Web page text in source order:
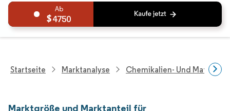
4750
Startseite Marktanalyse Chemikalien- Und
Marktgröße und Marktanteil für